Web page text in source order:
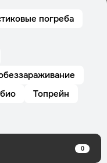
погреба
Топрейн
0